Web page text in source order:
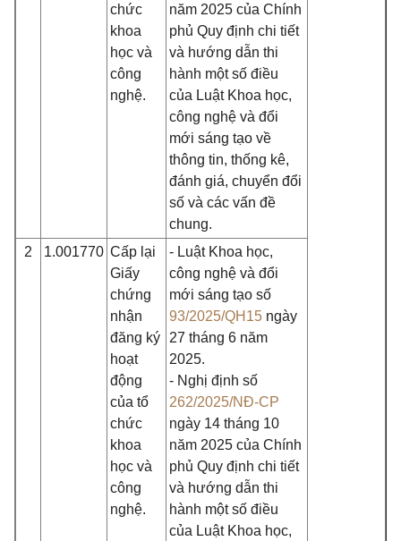
chức
khoa
học và
công
nghệ.
năm 2025 của Chính
phủ Quy định chi tiết
và hướng dẫn thi
hành một số điều
của Luật Khoa học,
công nghệ và đổi
mới sáng tạo về
thông tin, thống kê,
đánh giá, chuyển đổi
số và các vấn đề
chung.
2 1.001770 Cấp lại
Giấy
chứng
nhận
đăng ký
hoạt
động
của tổ
chức
khoa
học và
công
nghệ.
- Luật Khoa học,
công nghệ và đổi
mới sáng tạo số
93/2025/QH15 ngày
27 tháng 6 năm
2025.
- Nghị định số
262/2025/NĐ-CP
ngày 14 tháng 10
năm 2025 của Chính
phủ Quy định chi tiết
và hướng dẫn thi
hành một số điều
của Luật Khoa học,